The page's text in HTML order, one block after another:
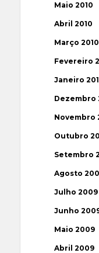
Maio 2010
Abril 2010
Março 2010
Fevereiro
Janeiro
Dezembro
Novembro
Outubro
Setembro
Agosto
Julho 2009
Junho
Maio 2009
Abril 2009